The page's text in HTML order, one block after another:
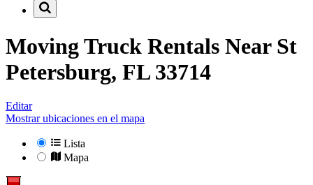
Moving Truck Rentals Near St
Petersburg, FL 33714
Editar
Mostrar ubicaciones en el mapa
Lista
Mapa